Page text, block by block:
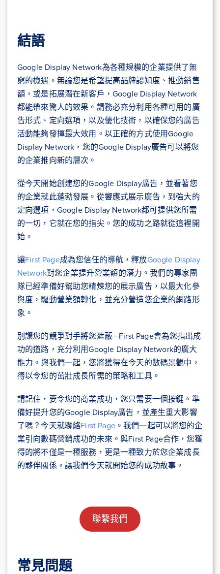
結語
Google Display Network為各種規模的企業提供了無
窮的機遇。無論您是希望提高品牌認知度、推動銷售
額，或是拓展潛在新客戶，Google Display Network
都能帶來驚人的效果。請務必充分利用各種可用的廣
告形式、定向選項，以及優化技術，以確保您的廣告
活動能夠發揮最大效用。以正確的方式使用Google
Display Network，您的Google Display廣告可以將您
的企業推向新的層次。
從今天開始創建您的Google Display廣告，並看著您
的企業就此蓬勃發展。從響應式展示廣告，到強大的
定向選項，Google Display Network都可提供您所需
的一切，它就在您的指尖。您的成功之路就從這裡開
始。
讓First Page成為您信任的導航，釋放Google Display
Network對您企業提升營業額的潛力。我們的專家團
隊已經準備好幫助您精煉您的展示廣告，以最大化參
與度，驅動營業額轉化，並充分營造您企業的網路形
象。
別讓您的競爭對手將您遮蔽—First Page會為您指出成
功的道路，充分利用Google Display Network的廣大
能力。與我們一起，您將獲得在今天的數碼景觀中，
得以令您的茁壯成長所需的策略和工具。
請記住，要令您的商業成功，您只需要一個按鍵。準
備好提升您的Google Display廣告，並產生重大影響
了嗎？今天就聯絡First Page。我們一起可以將您的企
業引向數碼營銷成功的未來。與First Page合作，您獲
得的將不僅是一種服務，更是一種致力於您企業成長
的夥伴關係。讓我們今天就開始您的成功故事。
聯繫我們
常見問題